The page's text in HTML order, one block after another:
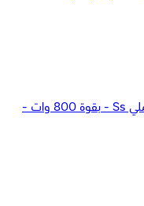
تانك خلاط زجاجي سوبر Gl سعة 900 ملي Ss - بقوة 800 وات -